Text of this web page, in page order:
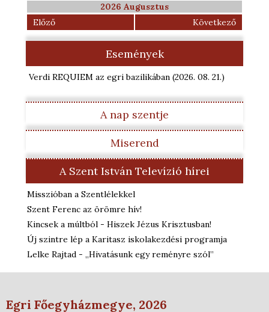
2026 Augusztus
Előző
Következő
Események
Verdi REQUIEM az egri bazilikában (2026. 08. 21.)
A nap szentje
Miserend
A Szent István Televízió hírei
Misszióban a Szentlélekkel
Szent Ferenc az örömre hív!
Kincsek a múltból - Hiszek Jézus Krisztusban!
Új szintre lép a Karitasz iskolakezdési programja
Lelke Rajtad - „Hivatásunk egy reményre szól”
Egri Főegyházmegye, 2026